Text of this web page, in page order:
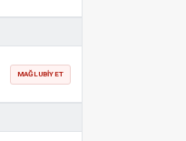
MAĞLUBIYET